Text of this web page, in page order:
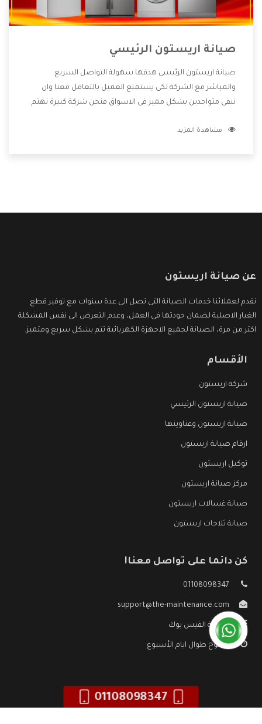
صيانة اريستون الرئيسي
صيانة اريستون الرئيسي هدفها سهولة التواصل السريع
والمباشر مع الشركة لكى يستمتع العميل بالتعامل معنا وان
نبقى متواجدين بشكل مميز فى الاسواق فنحن شركة كبيرة نهتم
الشركة بها والتى تكون منها خدمة الصيانة التى تكون من أهم
مشاهدة المزيد
عن صيانة اريستون
نقدم لعملائنا خدمات الصيانة التى تصل الى عدة سنوات مع توفير قطع
الغيار الاصلية لضمان جودتها فى العمل، وعدم التعرض الى نفس المشكلة
اكثر من مرة، الصيانة لجميع الاجهزة الكهربائية تتم بشكل سريع ومتميز.
الأقسام
شركة اريستون
صيانة اريستون الرئيسي
صيانة اريستون وعناوينها
ارقام صيانة اريستون
توكيل اريستون
مركز صيانة اريستون
صيانة غسالات اريستون
صيانة ثلاجات اريستون
كن دائما على تواصل معنا!
01108098347
support@the-maintenance.com
صفحة الفيس بوك
مفتوح طوال ايام الأسبوع
01108098347